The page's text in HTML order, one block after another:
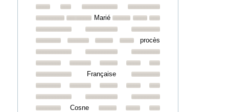
Marié
procès
Française
Cosne